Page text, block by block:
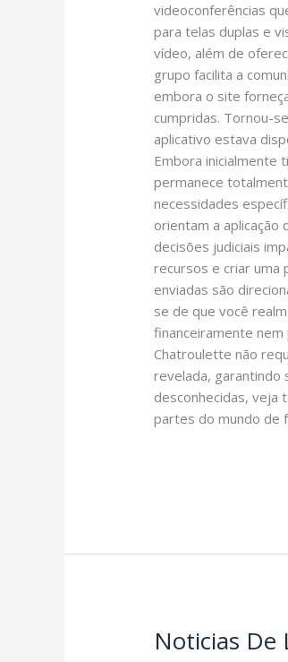
videoconferências
para telas duplas e
vídeo, além de
grupo facilita a
embora o site
cumpridas. Tornou-
aplicativo estava
Embora inicialmente
permanece
necessidades
orientam a
decisões judiciais
recursos e criar uma
enviadas são
se de que você
financeiramente
Chatroulette não
revelada, garantindo
desconhecidas, veja
partes do mundo de
Noticias De
Noticias